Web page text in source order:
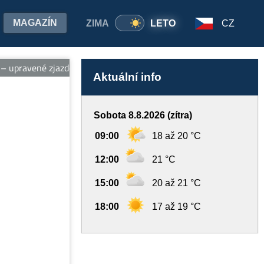
ZIMA LETO
MAGAZÍN CZ
zjazdovky, vleky, ubytovanie pri svahu, wellness a
Aktuální info
Sobota 8.8.2026 (zítra)
09:00 18 až 20 °C
12:00 21 °C
15:00 20 až 21 °C
18:00 17 až 19 °C